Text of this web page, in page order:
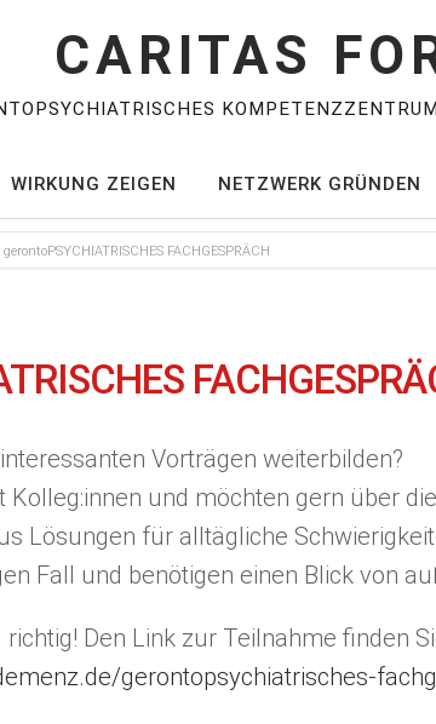
CARITAS
WIRKUNG ZEIGEN NETZWERK GRÜNDEN
gerontoPSYCHIATRISCHES FACHGESPRÄCH
Vorträgen weiterbilden?
und möchten gern über die
Lösungen für alltägliche
Fall und benötigen einen Blick von
richtig! Den Link zur Teilnahme finden
gerontopsychiatrisches-